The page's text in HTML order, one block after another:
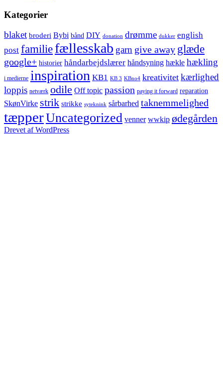
Kategorier
blaket broderi Bybi bånd DIY donation drømme dukker english
post familie fællesskab garn give away glæde
google+ historier håndarbejdslærer håndsyning hækle hækling
i medierne inspiration KB1 KB 3 KBno4 kreativitet kærlighed
loppis netværk odile Off topic passion paying it forward reparation
SkønVirke strik strikke syteknink sårbarhed taknemmelighed
tæpperUncategorized venner wwkip ødegården
Drevet af WordPress